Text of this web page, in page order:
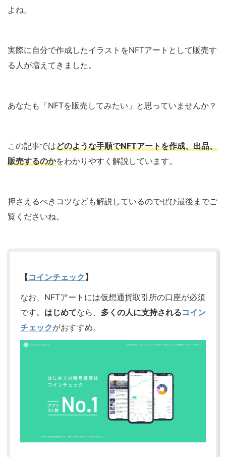
よね。
実際に自分で作成したイラストをNFTアートとして販売す
る人が増えてきました。
あなたも「NFTを販売してみたい」と思っていませんか？
この記事ではどのような手順でNFTアートを作成、出品、
販売するのかをわかりやすく解説しています。
押さえるべきコツなども解説しているのでぜひ最後までご
覧くださいね。
【コインチェック 】
なお、NFTアートには仮想通貨取引所の口座が必須
です。 はじめてなら、 多くの人に支持されるコイン
チェックがおすすめ。